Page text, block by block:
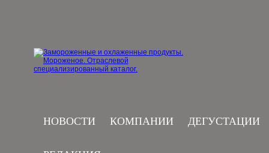
НОВОСТИ КОМПАНИИ ДЕГУСТАЦИИ